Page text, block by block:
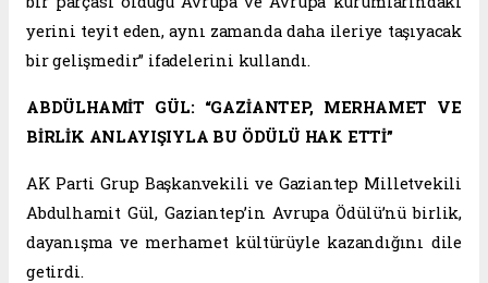
yerini teyit eden, aynı zamanda daha ileriye taşıyacak
bir gelişmedir” ifadelerini kullandı.
ABDÜLHAMİT GÜL: “GAZİANTEP, MERHAMET VE
BİRLİK ANLAYIŞIYLA BU ÖDÜLÜ HAK ETTİ”
AK Parti Grup Başkanvekili ve Gaziantep Milletvekili
Abdulhamit Gül, Gaziantep’in Avrupa Ödülü’nü birlik,
dayanışma ve merhamet kültürüyle kazandığını dile
getirdi.